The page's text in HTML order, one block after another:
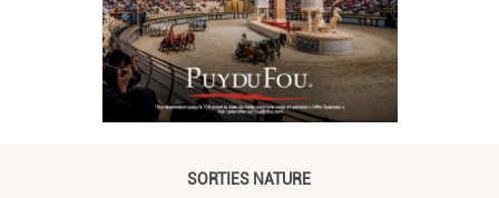
SORTIES NATURE